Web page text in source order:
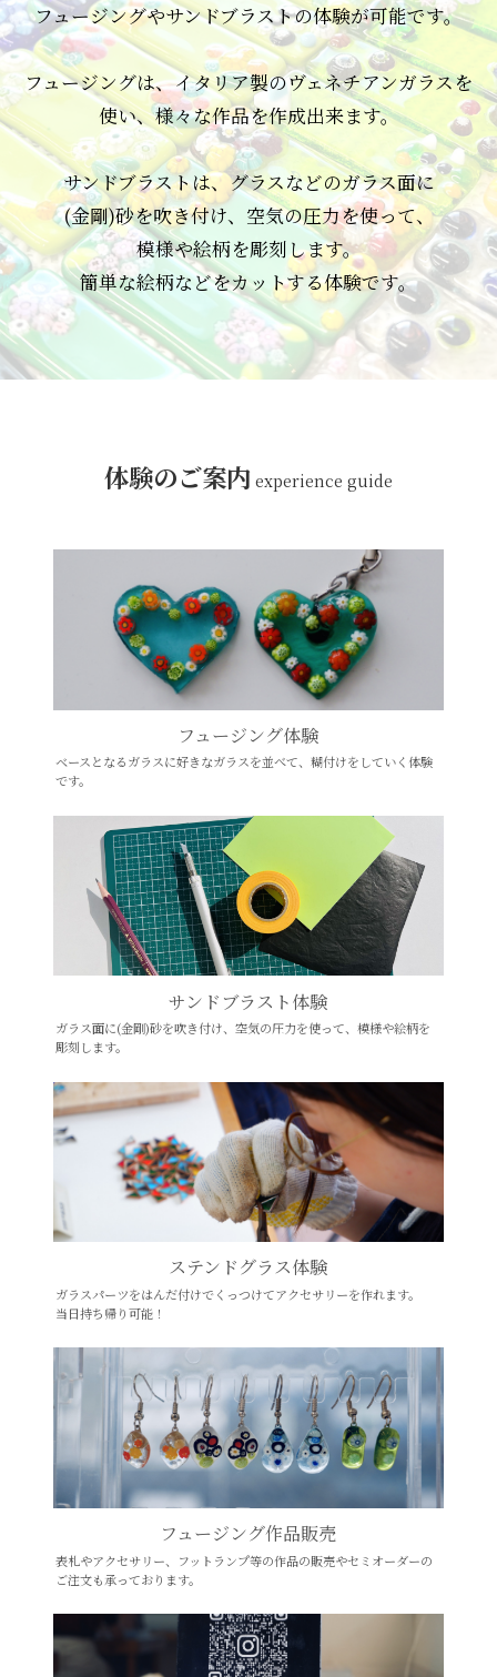
フュージングやサンドブラストの体験が可能です。
フュージングは、イタリア製のヴェネチアンガラスを
使い、様々な作品を作成出来ます。
サンドブラストは、グラスなどのガラス面に
(金剛)砂を吹き付け、 空気の圧力を使って、
模様や絵柄を彫刻します。
簡単な絵柄などをカットする体験です。
体験のご案内 experience guide
フュージング体験
ベースとなるガラスに好きなガラスを並べて、糊付けをしていく体験
です。
サンドブラスト体験
ガラス面に(金剛)砂を吹き付け、空気の圧力を使って、模様や絵柄を
彫刻します。
ステンドグラス体験
ガラスパーツをはんだ付けでくっつけてアクセサリーを作れます。
当日持ち帰り可能！
フュージング作品販売
表札やアクセサリー、フットランプ等の作品の販売やセミオーダーの
ご注文も承っております。